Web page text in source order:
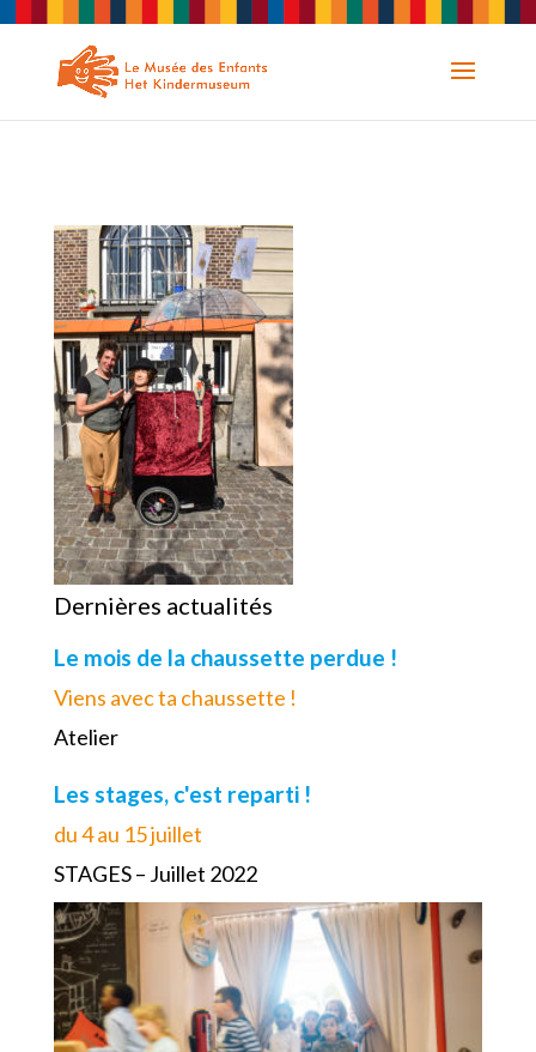
Dernières actualités
Le mois de la chaussette perdue !
Viens avec ta chaussette !
Atelier
Les stages, c'est reparti !
du 4 au 15 juillet
STAGES – Juillet 2022